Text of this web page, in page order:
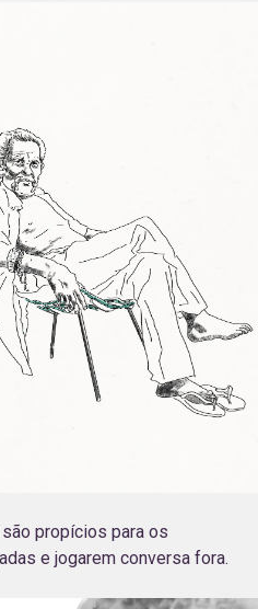
propícios para os
e jogarem conversa fora.